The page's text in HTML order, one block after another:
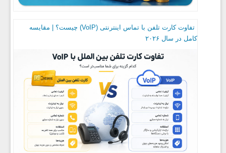
تفاوت کارت تلفن با تماس اینترنتی (VoIP) چیست؟ | مقایسه
کامل در سال ۲۰۲۶